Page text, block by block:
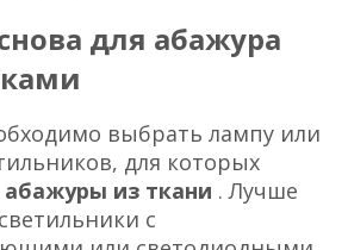
для абажура
выбрать лампу или
для которых
абажуры из ткани . Лучше
с